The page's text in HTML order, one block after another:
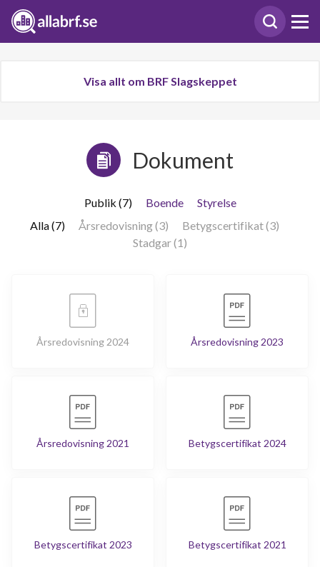
Visa allt om BRF Slagskeppet
Dokument
Publik (7) Boende
Styrelse
Alla (7)
Årsredovisning (3)
Betygscertifikat (3)
Stadgar (1)
Årsredovisning 2024 Årsredovisning 2023
Årsredovisning 2021 Betygscertifikat 2024
Betygscertifikat 2023 Betygscertifikat 2021